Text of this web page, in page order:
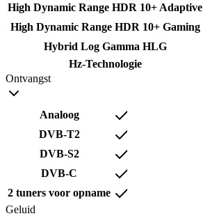
High Dynamic Range HDR 10+ Adaptive
High Dynamic Range HDR 10+ Gaming
Hybrid Log Gamma HLG
Hz-Technologie
Ontvangst
Analoog
DVB-T2
DVB-S2
DVB-C
2 tuners voor opname
Geluid